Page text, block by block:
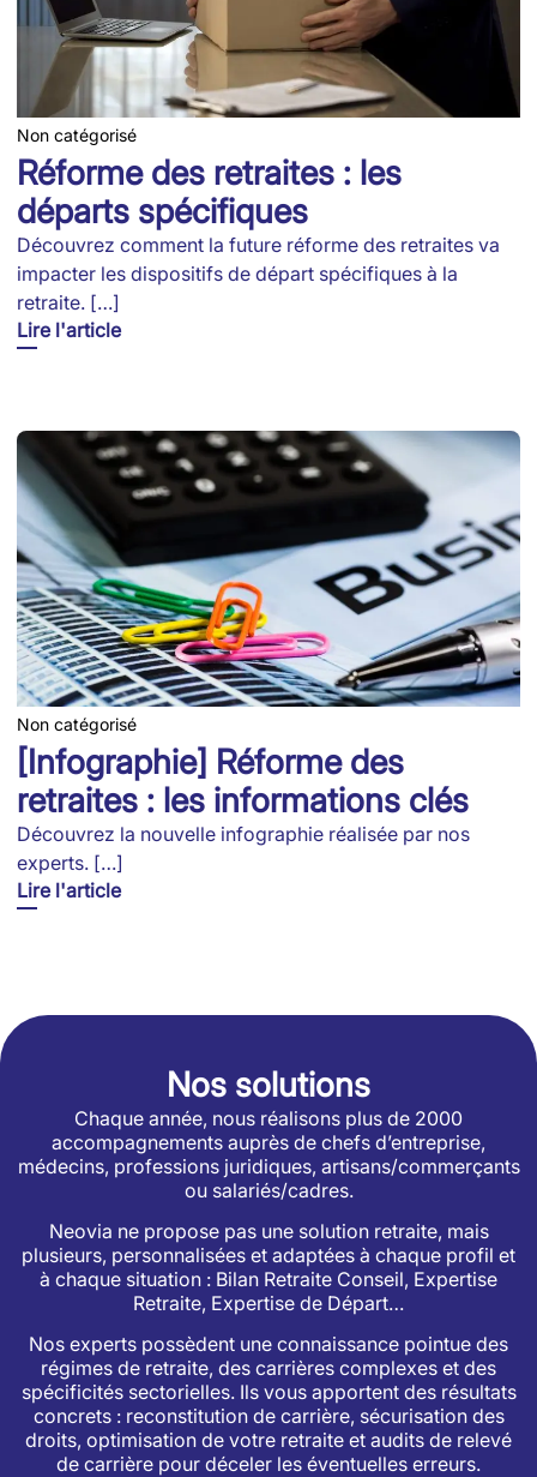
Non catégorisé
Réforme des retraites : les
départs spécifiques
Découvrez comment la future réforme des retraites va
impacter les dispositifs de départ spécifiques à la
retraite. […]
Lire l'article
Non catégorisé
[Infographie] Réforme des
retraites : les informations clés
Découvrez la nouvelle infographie réalisée par nos
experts. […]
Lire l'article
Nos solutions
Chaque année, nous réalisons plus de 2000
accompagnements auprès de chefs d’entreprise,
médecins, professions juridiques, artisans/commerçants
ou salariés/cadres.
Neovia ne propose pas une solution retraite, mais
plusieurs, personnalisées et adaptées à chaque profil et
à chaque situation : Bilan Retraite Conseil, Expertise
Retraite, Expertise de Départ…
Nos experts possèdent une connaissance pointue des
régimes de retraite, des carrières complexes et des
spécificités sectorielles. Ils vous apportent des résultats
concrets : reconstitution de carrière, sécurisation des
droits, optimisation de votre retraite et audits de relevé
de carrière pour déceler les éventuelles erreurs.